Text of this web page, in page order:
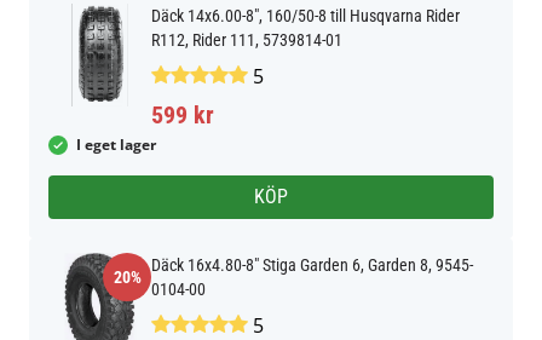
Däck 14x6.00-8", 160/50-8 till Husqvarna Rider
R112, Rider 111, 5739814-01
5
599 kr
I eget lager
KÖP
20%
Däck 16x4.80-8" Stiga Garden 6, Garden 8, 9545-
0104-00
5